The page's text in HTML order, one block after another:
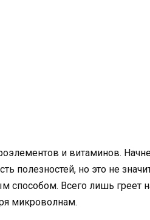
и витаминов.
полезностей, но это не
способом. Всего лишь греет
микроволнам.